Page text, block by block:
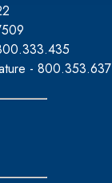
- 800.353.637